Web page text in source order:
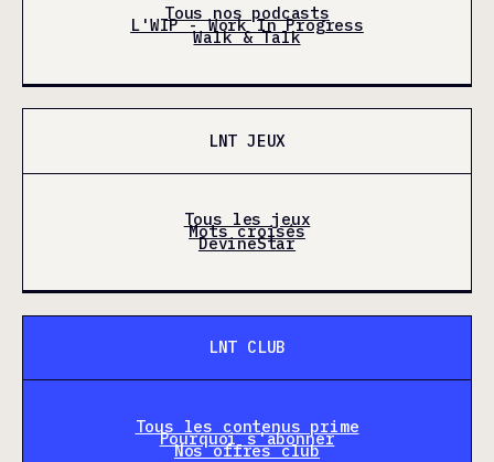
Tous nos podcasts
L'WIP - Work In Progress
Walk & Talk
LNT JEUX
Tous les jeux
Mots croisés
DevineStar
LNT CLUB
Tous les contenus prime
Pourquoi s'abonner
Nos offres club